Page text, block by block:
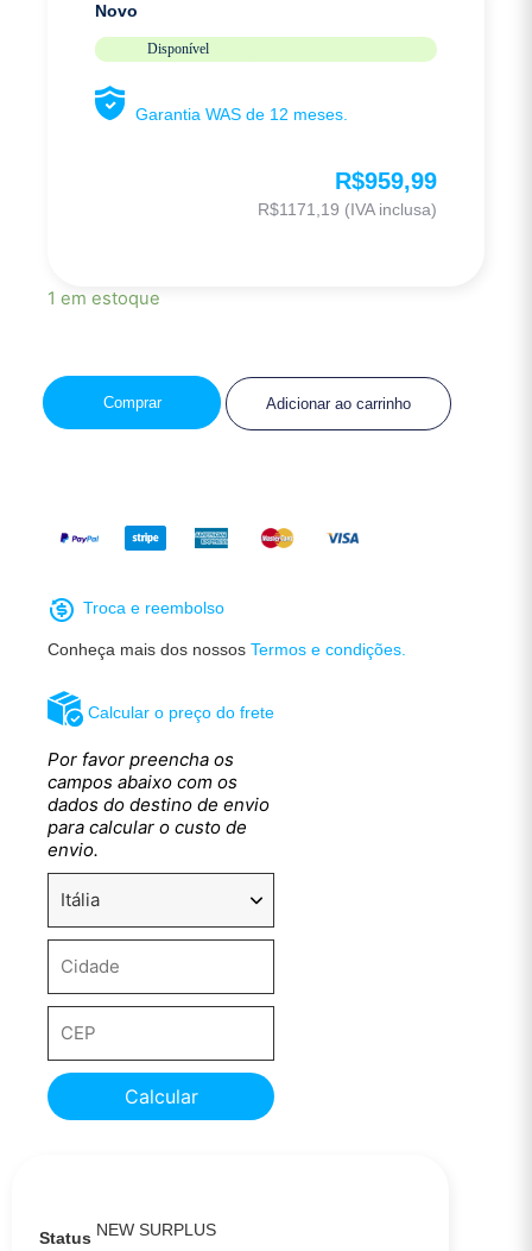
Novo
Disponível
Garantia WAS de 12 meses.
R$959,99
R$1171,19 (IVA inclusa)
1 em estoque
Adicionar ao carrinho
Comprar
Calcular o preço do frete
Por favor preencha os
campos abaixo com os
dados do destino de envio
para calcular o custo de
envio.
Calcular
Troca e reembolso
Conheça mais dos nossos Termos e condições.
Status NEW SURPLUS